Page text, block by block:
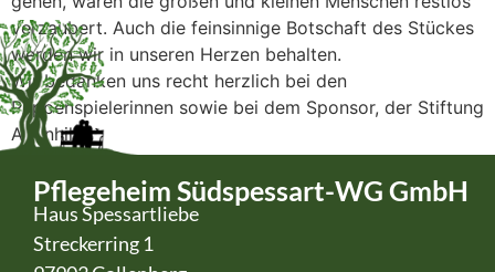
verzaubert. Auch die feinsinnige Botschaft des Stückes
werden wir in unseren Herzen behalten.
Wir bedanken uns recht herzlich bei den
Puppenspielerinnen sowie bei dem Sponsor, der Stiftung
Altenhilfe.
Pflegeheim Südspessart-WG GmbH
Haus Spessartliebe
Streckerring 1